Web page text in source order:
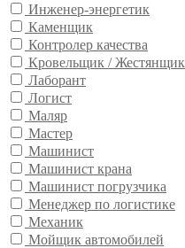
Инженер-энергетик
Каменщик
Контролер качества
Кровельщик / Жестянщик
Лаборант
Логист
Маляр
Мастер
Машинист
Машинист крана
Машинист погрузчика
Менеджер по логистике
Механик
Мойщик автомобилей